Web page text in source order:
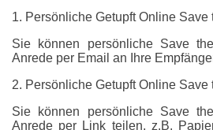
1. Persönliche Getupft Online Save
Sie können persönliche Save
Anrede per Email an Ihre
2. Persönliche Getupft Online Save
Sie können persönliche Save
Anrede per Link teilen, z.B.